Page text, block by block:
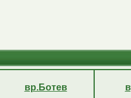
вр.Ботев